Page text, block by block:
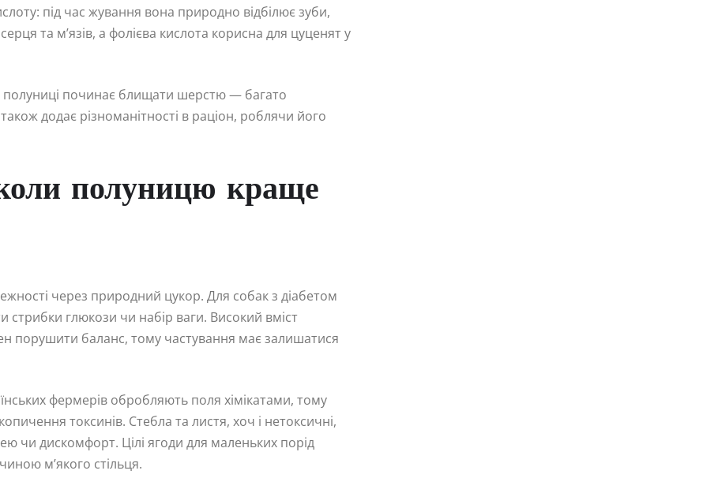
під час жування вона природно відбілює зуби,
та м’язів, а фолієва кислота корисна для цуценят у
полуниці починає блищати шерстю — багато
додає різноманітності в раціон, роблячи його
полуницю краще
через природний цукор. Для собак з діабетом
глюкози чи набір ваги. Високий вміст
порушити баланс, тому частування має залишатися
фермерів обробляють поля хімікатами, тому
токсинів. Стебла та листя, хоч і нетоксичні,
чи дискомфорт. Цілі ягоди для маленьких порід
м’якого стільця.